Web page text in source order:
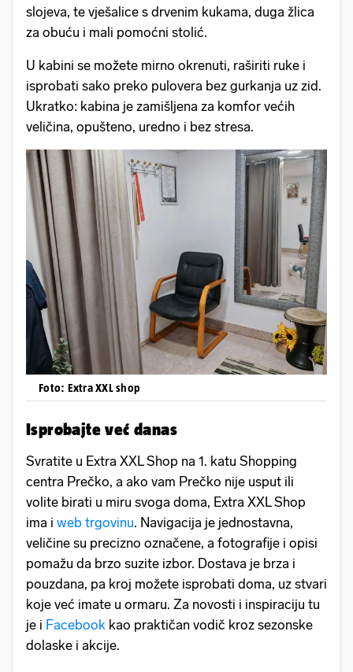
slojeva, te vješalice s drvenim kukama, duga žlica
za obuću i mali pomoćni stolić.
U kabini se možete mirno okrenuti, raširiti ruke i
isprobati sako preko pulovera bez gurkanja uz zid.
Ukratko: kabina je zamišljena za komfor većih
veličina, opušteno, uredno i bez stresa.
Foto: Extra XXL shop
Isprobajte već danas
Svratite u Extra XXL Shop na 1. katu Shopping
centra Prečko, a ako vam Prečko nije usput ili
volite birati u miru svoga doma, Extra XXL Shop
ima i web trgovinu. Navigacija je jednostavna,
veličine su precizno označene, a fotografije i opisi
pomažu da brzo suzite izbor. Dostava je brza i
pouzdana, pa kroj možete isprobati doma, uz stvari
koje već imate u ormaru. Za novosti i inspiraciju tu
je i Facebook kao praktičan vodič kroz sezonske
dolaske i akcije.